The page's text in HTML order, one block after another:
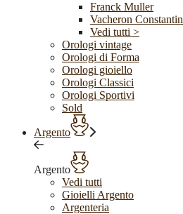
Franck Muller
Vacheron Constantin
Vedi tutti >
Orologi vintage
Orologi di Forma
Orologi gioiello
Orologi Classici
Orologi Sportivi
Sold
Argento
Argento
Vedi tutti
Gioielli Argento
Argenteria